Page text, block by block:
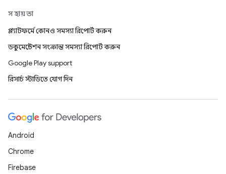
সহায়তা
প্ল্যাটফর্মে কোনও সমস্যা রিপোর্ট করুন
ডকুমেন্টেশন সংক্রান্ত সমস্যা রিপোর্ট করুন
Google Play support
রিসার্চ স্টাডিতে যোগ দিন
Android
Chrome
Firebase